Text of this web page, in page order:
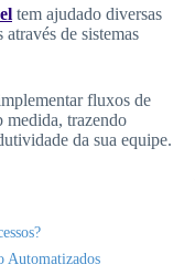
tem ajudado diversas
de sistemas
fluxos de
medida, trazendo
da sua equipe.
Automatizados